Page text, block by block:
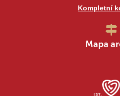
Kompletní
Mapa